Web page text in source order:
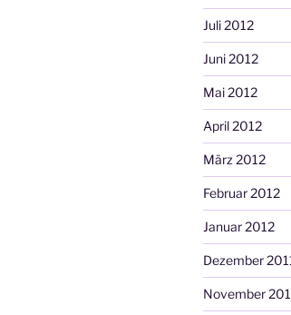
Juli 2012
Juni 2012
Mai 2012
April 2012
März 2012
Februar 2012
Januar 2012
Dezember
November